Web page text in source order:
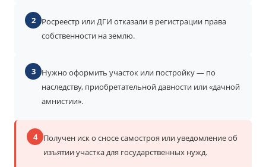
2
Росреестр или ДГИ отказали в регистрации права
собственности на землю.
3
Нужно оформить участок или постройку — по
наследству, приобретательной давности или «дачной
амнистии».
4
Получен иск о сносе самостроя или уведомление об
изъятии участка для государственных нужд.